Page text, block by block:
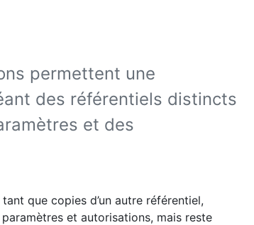
permettent une
des référentiels distincts
et des
que copies d’un autre référentiel,
et autorisations, mais reste